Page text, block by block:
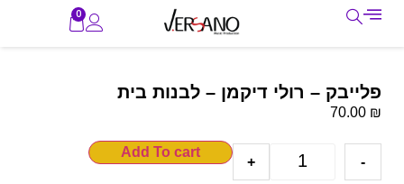
0
פלייבק – רולי דיקמן – לבנות בית
70.00 ₪
-
+
Add To cart